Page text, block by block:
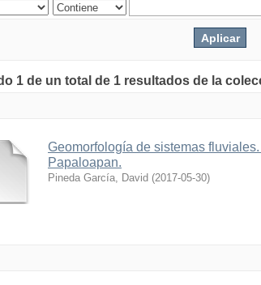
1 de un total de 1 resultados de la
Geomorfología de sistemas
Papaloapan.
Pineda García, David (2017-05-30)